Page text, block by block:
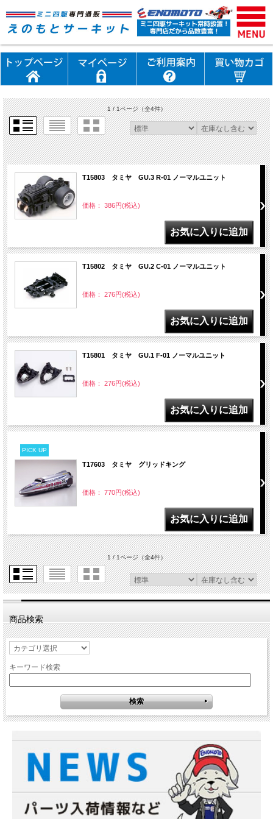
1 / 1ページ（全4件）
T15803 タミヤ GU.3 R-01 ノーマルユニット
価格： 386円(税込)
T15802 タミヤ GU.2 C-01 ノーマルユニット
価格： 276円(税込)
T15801 タミヤ GU.1 F-01 ノーマルユニット
価格： 276円(税込)
PICK UP
T17603 タミヤ グリッドキング
価格： 770円(税込)
1 / 1ページ（全4件）
商品検索
キーワード検索